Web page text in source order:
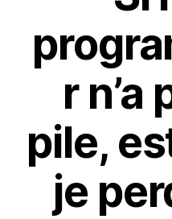
r n’a
pile,
je